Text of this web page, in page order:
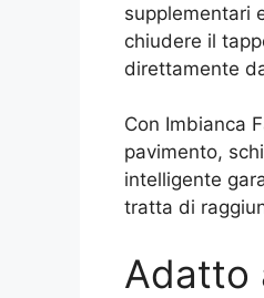
supplementari
chiudere il
direttamente
Con Imbianca
pavimento,
intelligente
tratta di
Adatto